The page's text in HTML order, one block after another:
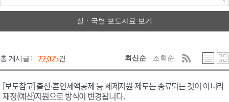
실ㆍ국별 보도자료 보기
총 게시글 : 22,025건 최신순 조회순
[보도참고] 출산·혼인세액공제 등 세제지원 제도는 종료되는 것이 아니라
재정(예산)지원으로 방식이 변경됩니다.